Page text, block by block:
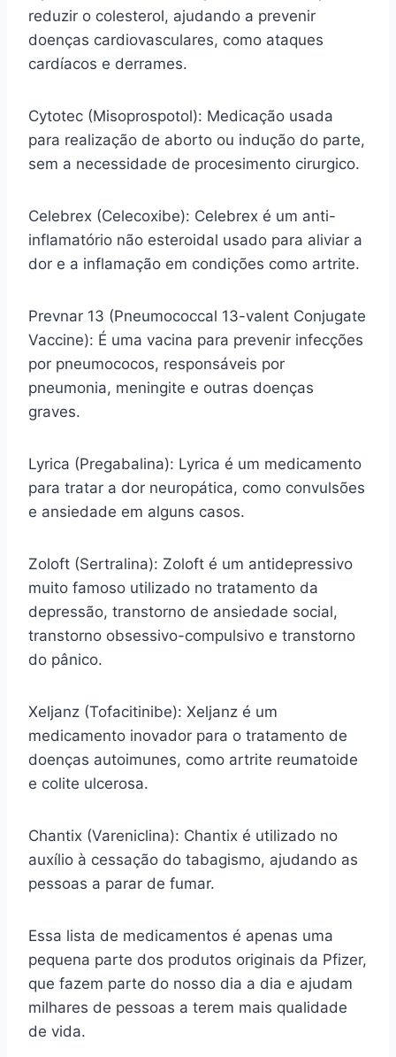
reduzir o colesterol, ajudando a prevenir
doenças cardiovasculares, como ataques
cardíacos e derrames.
Cytotec (Misoprospotol): Medicação usada
para realização de aborto ou indução do parte,
sem a necessidade de procesimento cirurgico.
Celebrex (Celecoxibe): Celebrex é um anti-
inflamatório não esteroidal usado para aliviar a
dor e a inflamação em condições como artrite.
Prevnar 13 (Pneumococcal 13-valent Conjugate
Vaccine): É uma vacina para prevenir infecções
por pneumococos, responsáveis por
pneumonia, meningite e outras doenças
graves.
Lyrica (Pregabalina): Lyrica é um medicamento
para tratar a dor neuropática, como convulsões
e ansiedade em alguns casos.
Zoloft (Sertralina): Zoloft é um antidepressivo
muito famoso utilizado no tratamento da
depressão, transtorno de ansiedade social,
transtorno obsessivo-compulsivo e transtorno
do pânico.
Xeljanz (Tofacitinibe): Xeljanz é um
medicamento inovador para o tratamento de
doenças autoimunes, como artrite reumatoide
e colite ulcerosa.
Chantix (Vareniclina): Chantix é utilizado no
auxílio à cessação do tabagismo, ajudando as
pessoas a parar de fumar.
Essa lista de medicamentos é apenas uma
pequena parte dos produtos originais da Pfizer,
que fazem parte do nosso dia a dia e ajudam
milhares de pessoas a terem mais qualidade
de vida.